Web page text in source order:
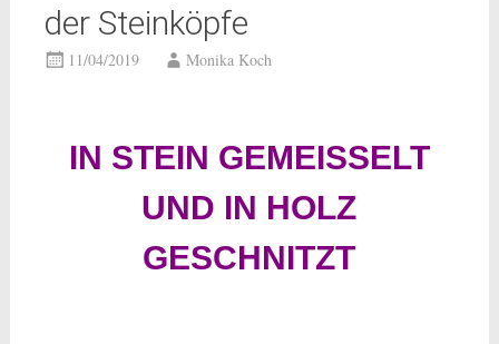
der Steinköpfe
11/04/2019 Monika Koch
IN STEIN GEMEISSELT
UND IN HOLZ
GESCHNITZT